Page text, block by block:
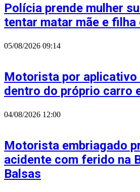
Polícia prende mulher
tentar matar mãe e filha
05/08/2026 09:14
Motorista por
dentro do próprio carro
04/08/2026 12:00
Motorista embriagado
acidente com ferido na
Balsas